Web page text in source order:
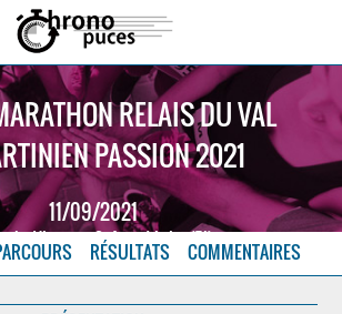
RELAIS DU VAL
PASSION 2021
11/09/2021
Vineuse - Saône et Loire (71)
RÉSULTATS COMMENTAIRES